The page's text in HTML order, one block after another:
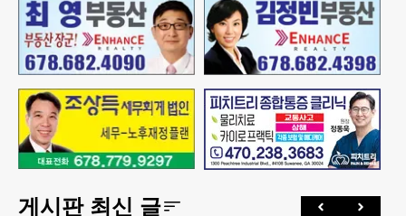
게시판 최신 글